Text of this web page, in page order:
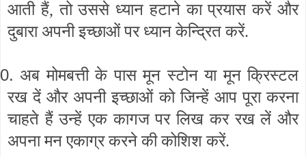
आती हैं, तो उससे ध्यान हटाने का प्रयास करें और
दुबारा अपनी इच्छाओं पर ध्यान केन्द्रित करें.
अब मोमबत्ती के पास मून स्टोन या मून क्रिस्टल
रख दें और अपनी इच्छाओं को जिन्हें आप पूरा करना
चाहते हैं उन्हें एक कागज पर लिख कर रख लें और
अपना मन एकाग्र करने की कोशिश करें.